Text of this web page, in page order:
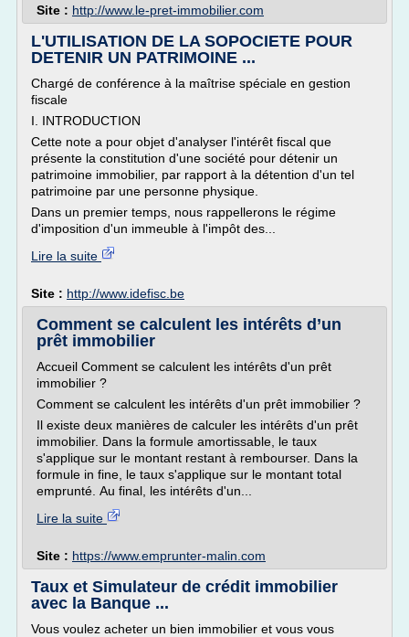
Site : http://www.le-pret-immobilier.com
L'UTILISATION DE LA SOPOCIETE POUR
DETENIR UN PATRIMOINE ...
Chargé de conférence à la maîtrise spéciale en gestion
fiscale
I. INTRODUCTION
Cette note a pour objet d'analyser l'intérêt fiscal que
présente la constitution d'une société pour détenir un
patrimoine immobilier, par rapport à la détention d'un tel
patrimoine par une personne physique.
Dans un premier temps, nous rappellerons le régime
d'imposition d'un immeuble à l'impôt des...
Lire la suite
Site : http://www.idefisc.be
Comment se calculent les intérêts d’un
prêt immobilier
Accueil Comment se calculent les intérêts d'un prêt
immobilier ?
Comment se calculent les intérêts d'un prêt immobilier ?
Il existe deux manières de calculer les intérêts d'un prêt
immobilier. Dans la formule amortissable, le taux
s'applique sur le montant restant à rembourser. Dans la
formule in fine, le taux s'applique sur le montant total
emprunté. Au final, les intérêts d'un...
Lire la suite
Site : https://www.emprunter-malin.com
Taux et Simulateur de crédit immobilier
avec la Banque ...
Vous voulez acheter un bien immobilier et vous vous